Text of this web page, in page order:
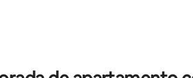
avaliações